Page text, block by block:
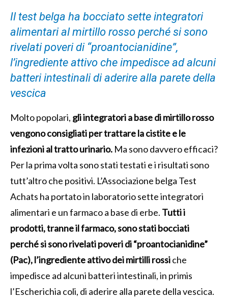
Il test belga ha bocciato sette integratori
alimentari al mirtillo rosso perché si sono
rivelati poveri di “proantocianidine”,
l’ingrediente attivo che impedisce ad alcuni
batteri intestinali di aderire alla parete della
vescica
Molto popolari, gli integratori a base di mirtillo rosso
vengono consigliati per trattare la cistite e le
infezioni al tratto urinario. Ma sono davvero efficaci?
Per la prima volta sono stati testati e i risultati sono
tutt’altro che positivi. L’Associazione belga Test
Achats ha portato in laboratorio sette integratori
alimentari e un farmaco a base di erbe. Tutti i
prodotti, tranne il farmaco, sono stati bocciati
perché si sono rivelati poveri di “proantocianidine”
(Pac), l’ingrediente attivo dei mirtilli rossiche
impedisce ad alcuni batteri intestinali, in primis
l’Escherichia coli, di aderire alla parete della vescica.